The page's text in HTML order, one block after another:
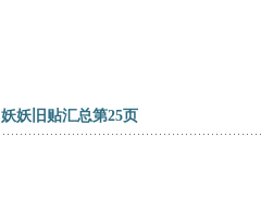
妖妖旧贴汇总第25页